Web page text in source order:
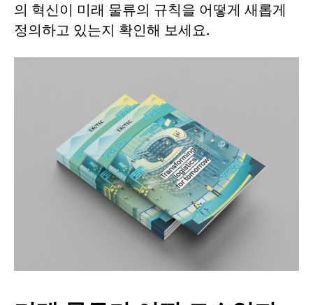
의 혁신이 미래 물류의 규칙을 어떻게 새롭게
정의하고 있는지 확인해 보세요.